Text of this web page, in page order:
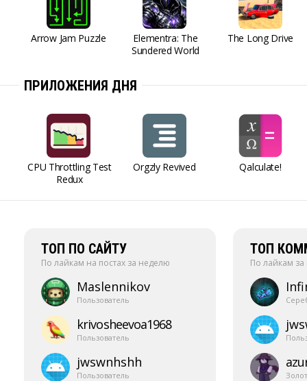
Arrow Jam Puzzle
Elementra: The
Sundered World
The Long Drive
ПРИЛОЖЕНИЯ ДНЯ
CPU Throttling Test
Redux
Orgzly Revived Qalculate!
ТОП ПО САЙТУ
По лайкам на постах за неделю
Maslennikov
Пользователь
krivosheevoa1968
Пользователь
jwswnhshh
Пользователь
ТОП
По лайкам